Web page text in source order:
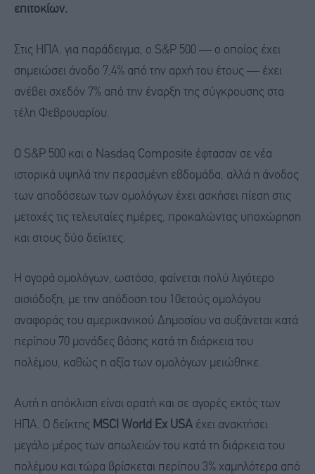
επιτοκίων.
Στις ΗΠΑ, για παράδειγμα, ο S&P 500 — ο οποίος έχει
σημειώσει άνοδο 7,4% από την αρχή του έτους — έχει
ανέβει σχεδόν 7% από την έναρξη της σύγκρουσης στα
τέλη Φεβρουαρίου.
Ο S&P 500 και ο Nasdaq Composite έφτασαν σε νέα
ιστορικά υψηλά την περασμένη εβδομάδα, αλλά η άνοδος
των αποδόσεων των ομολόγων έχει ασκήσει πίεση στις
μετοχές τις τελευταίες ημέρες, προκαλώντας υποχώρηση
και στους δύο δείκτες.
Η αγορά ομολόγων, ωστόσο, φαίνεται πολύ λιγότερο
αισιόδοξη, με την απόδοση του 10ετούς ομολόγου
αναφοράς του αμερικανικού Δημοσίου να αυξάνεται κατά
περίπου 70 μονάδες βάσης κατά τη διάρκεια του
πολέμου, καθώς η αξία των ομολόγων μειώθηκε.
Αυτή η απόκλιση είναι ορατή και σε αγορές εκτός των
ΗΠΑ. Ο δείκτης MSCI World Ex USA έχει ανακτήσει
μεγάλο μέρος των απωλειών του κατά τη διάρκεια του
πολέμου και τώρα βρίσκεται περίπου 3% χαμηλότερα από